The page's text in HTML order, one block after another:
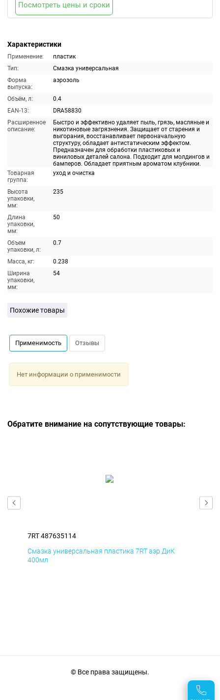
Характеристики
Применение:
пластик
Тип:
Смазка универсальная
Форма
выпуска:
аэрозоль
Объём, л:
0.4
EAN-13:
DRA58830
Расширенное
описание:
Быстро и эффективно удаляет пыль, грязь, масляные и
никотиновые загрязнения. Защищает от старения и
выгорания, восстанавливает первоначальную
структуру, обладает антистатическим эффектом.
Предназначен для обработки пластиковых и
виниловых деталей салона. Подходит для молдингов и
бамперов. Обладает приятным ароматом клубники.
Товарная
группа:
уход и очистка
Высота
упаковки,
мм:
235
Длина
упаковки,
мм:
50
Объем
упаковки, л:
0.7
Масса, кг:
0.238
Ширина
упаковки,
мм:
54
Посмотреть цены и сроки
Похожие товары
Применимость Отзывы
Нет информации о применимости
Обратите внимание на сопутствующие товары:
7RT 487635114
Смазка универсальная пластика 7RT аэр ДиК
400мл
© Все права защищены.